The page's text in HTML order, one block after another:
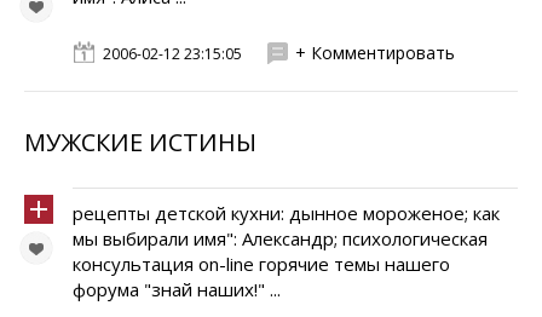
2006-02-12 23:15:05 + Комментировать
МУЖСКИЕ ИСТИНЫ
рецепты детской кухни: дынное мороженое; как
мы выбирали имя": Александр; психологическая
консультация on-line горячие темы нашего
форума "знай наших!" ...